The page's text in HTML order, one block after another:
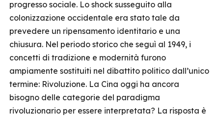
progresso sociale. Lo shock susseguito alla
colonizzazione occidentale era stato tale da
prevedere un ripensamento identitario e una
chiusura. Nel periodo storico che seguì al 1949, i
concetti di tradizione e modernità furono
ampiamente sostituiti nel dibattito politico dall’unico
termine: Rivoluzione. La Cina oggi ha ancora
bisogno delle categorie del paradigma
rivoluzionario per essere interpretata? La risposta è